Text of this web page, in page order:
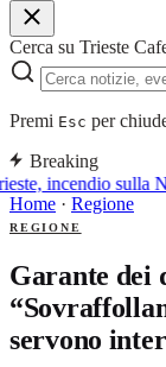
Cerca su Trieste
Premi Esc per
Breaking
incendio sulla
Home · Regione
REGIONE
Garante
servono